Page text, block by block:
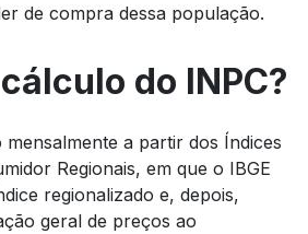
de compra dessa população.
do INPC?
a partir dos Índices
Regionais, em que o IBGE
regionalizado e, depois,
geral de preços ao